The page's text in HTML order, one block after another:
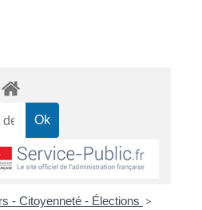
- Citoyenneté - Élections >